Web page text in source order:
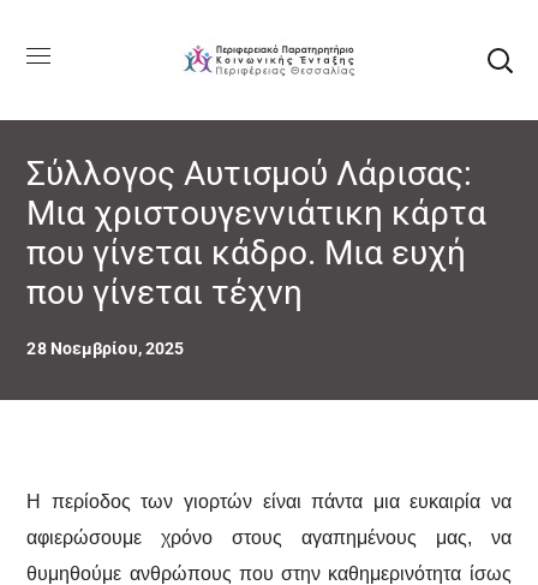
Σύλλογος Αυτισμού Λάρισας:
Μια χριστουγεννιάτικη κάρτα
που γίνεται κάδρο. Μια ευχή
που γίνεται τέχνη
28 Νοεμβρίου, 2025
Η περίοδος των γιορτών είναι πάντα μια ευκαιρία να
αφιερώσουμε χρόνο στους αγαπημένους μας, να
θυμηθούμε ανθρώπους που στην καθημερινότητα ίσως